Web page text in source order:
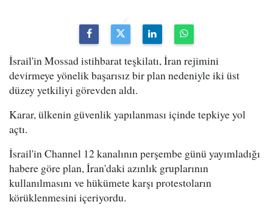
İsrail'in Mossad istihbarat teşkilatı, İran rejimini
devirmeye yönelik başarısız bir plan nedeniyle iki üst
düzey yetkiliyi görevden aldı.
Karar, ülkenin güvenlik yapılanması içinde tepkiye yol
açtı.
İsrail'in Channel 12 kanalının perşembe günü yayımladığı
habere göre plan, İran'daki azınlık gruplarının
kullanılmasını ve hükümete karşı protestoların
körüklenmesini içeriyordu.